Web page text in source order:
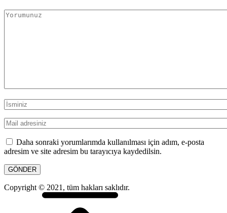
Daha sonraki yorumlarımda kullanılması için adım, e-posta
adresim ve site adresim bu tarayıcıya kaydedilsin.
Copyright © 2021, tüm hakları saklıdır.